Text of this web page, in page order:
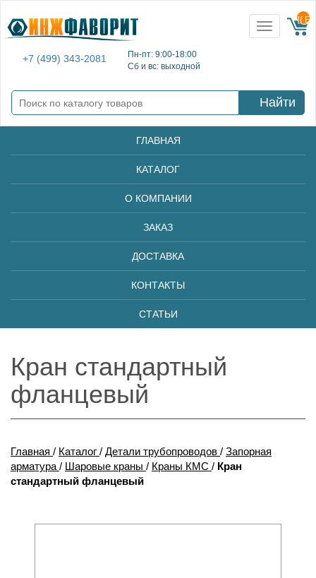
+7 (499) 343-2081
Пн-пт: 9:00-18:00
Сб и вс: выходной
Toggle
navigation
{{
Найти
ГЛАВНАЯ
КАТАЛОГ
О КОМПАНИИ
ЗАКАЗ
ДОСТАВКА
КОНТАКТЫ
СТАТЬИ
Кран стандартный
фланцевый
Главная / Каталог / Детали трубопроводов / Запорная
арматура / Шаровые краны / Краны КМС / Кран
стандартный фланцевый